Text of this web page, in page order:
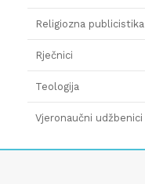
Religiozna publicistika
Rječnici
Teologija
Vjeronaučni udžbenici